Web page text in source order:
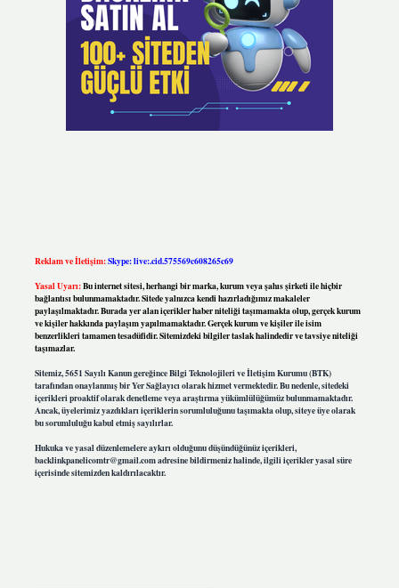
Reklam ve İletişim:Skype: live:.cid.575569c608265c69
Yasal Uyarı:Bu internet sitesi, herhangi bir marka, kurum veya şahıs şirketi ile hiçbir
bağlantısı bulunmamaktadır. Sitede yalnızca kendi hazırladığımız makaleler
paylaşılmaktadır. Burada yer alan içerikler haber niteliği taşımamakta olup, gerçek kurum
ve kişiler hakkında paylaşım yapılmamaktadır. Gerçek kurum ve kişiler ile isim
benzerlikleri tamamen tesadüfidir. Sitemizdeki bilgiler taslak halindedir ve tavsiye niteliği
taşımazlar.
Sitemiz, 5651 Sayılı Kanun gereğince Bilgi Teknolojileri ve İletişim Kurumu (BTK)
tarafından onaylanmış bir Yer Sağlayıcı olarak hizmet vermektedir. Bu nedenle, sitedeki
içerikleri proaktif olarak denetleme veya araştırma yükümlülüğümüz bulunmamaktadır.
Ancak, üyelerimiz yazdıkları içeriklerin sorumluluğunu taşımakta olup, siteye üye olarak
bu sorumluluğu kabul etmiş sayılırlar.
Hukuka ve yasal düzenlemelere aykırı olduğunu düşündüğünüz içerikleri,
backlinkpanelicomtr@gmail.comadresine bildirmeniz halinde, ilgili içerikler yasal süre
içerisinde sitemizden kaldırılacaktır.